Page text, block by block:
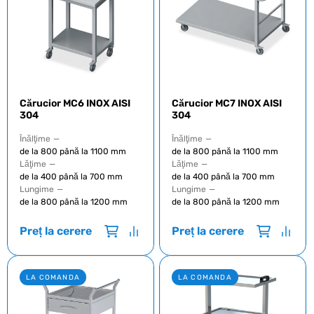
Cărucior MC6 INOX AISI
304
Înălţime —
de la 800 până la 1100 mm
Lăţime —
de la 400 până la 700 mm
Lungime —
de la 800 până la 1200 mm
Preț la cerere
Cărucior MC7 INOX AISI
304
Înălţime —
de la 800 până la 1100 mm
Lăţime —
de la 400 până la 700 mm
Lungime —
de la 800 până la 1200 mm
Preț la cerere
LA COMANDA LA COMANDA